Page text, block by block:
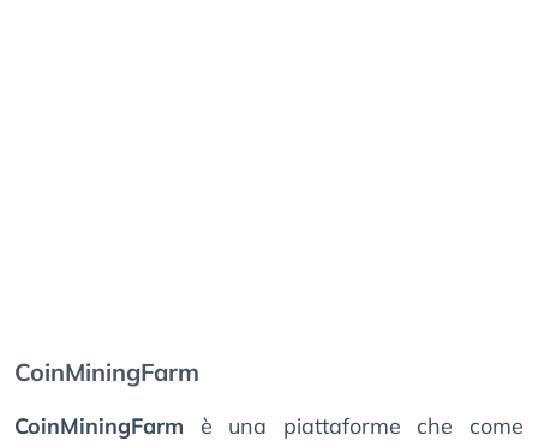
CoinMiningFarm
CoinMiningFarm è una piattaforme che come